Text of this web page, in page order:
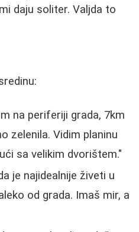
daju soliter. Valjda to
na periferiji grada, 7km
zelenila. Vidim planinu
sa velikim dvorištem."
je najidealnije živeti u
od grada. Imaš mir, a